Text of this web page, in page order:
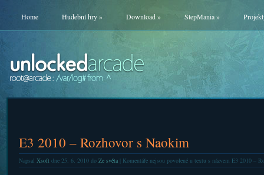
Home Hudební hry» Download» StepMania»
E3 2010 – Rozhovor s Naokim
Napsal Xsoftdne 25. 6. 2010 do Ze světa| Komentáře nejsou povolenéu textu s názvem E3 2010 –